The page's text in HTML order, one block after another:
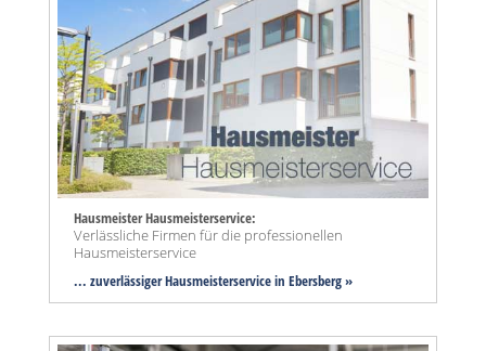
Hausmeister Hausmeisterservice:
Verlässliche Firmen für die professionellen
Hausmeisterservice
... zuverlässiger Hausmeisterservice in Ebersberg »